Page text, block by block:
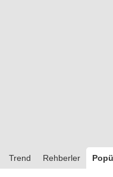
Trend Rehberler